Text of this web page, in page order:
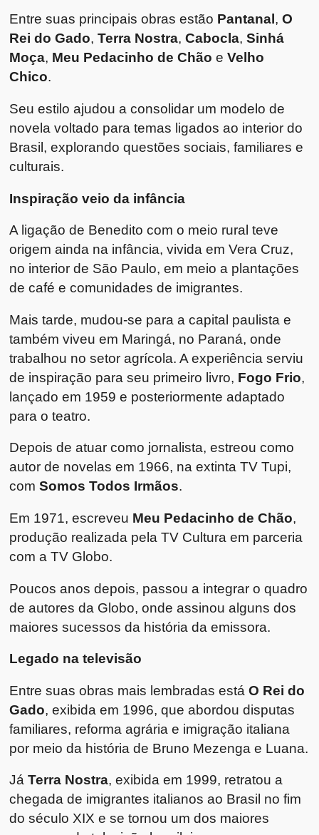
Entre suas principais obras estão Pantanal,O
Rei do Gado,Terra Nostra,Cabocla,Sinhá
Moça, Meu Pedacinho de Chão eVelho
Chico.
Seu estilo ajudou a consolidar um modelo de
novela voltado para temas ligados ao interior do
Brasil, explorando questões sociais, familiares e
culturais.
Inspiração veio da infância
A ligação de Benedito com o meio rural teve
origem ainda na infância, vivida em Vera Cruz,
no interior de São Paulo, em meio a plantações
de café e comunidades de imigrantes.
Mais tarde, mudou-se para a capital paulista e
também viveu em Maringá, no Paraná, onde
trabalhou no setor agrícola. A experiência serviu
de inspiração para seu primeiro livro, Fogo Frio,
lançado em 1959 e posteriormente adaptado
para o teatro.
Depois de atuar como jornalista, estreou como
autor de novelas em 1966, na extinta TV Tupi,
comSomos Todos Irmãos.
Em 1971, escreveu Meu Pedacinho de Chão,
produção realizada pela TV Cultura em parceria
com a TV Globo.
Poucos anos depois, passou a integrar o quadro
de autores da Globo, onde assinou alguns dos
maiores sucessos da história da emissora.
Legado na televisão
Entre suas obras mais lembradas estáO Rei do
Gado, exibida em 1996, que abordou disputas
familiares, reforma agrária e imigração italiana
por meio da história de Bruno Mezenga e Luana.
JáTerra Nostra, exibida em 1999, retratou a
chegada de imigrantes italianos ao Brasil no fim
do século XIX e se tornou um dos maiores